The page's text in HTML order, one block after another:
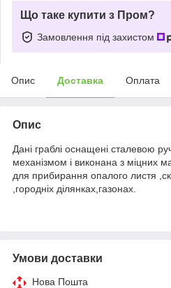
Що таке купити з Пром?
Замовлення під захистом
Опис Доставка Оплата
Опис
Дані граблі оснащені сталевою
механізмом і виконана з міцних
для прибирання опалого листя
,городніх ділянках,газонах.
Умови доставки
Нова Пошта